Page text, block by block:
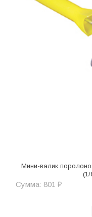
Мини-валик
(1/
Сумма: 801 ₽